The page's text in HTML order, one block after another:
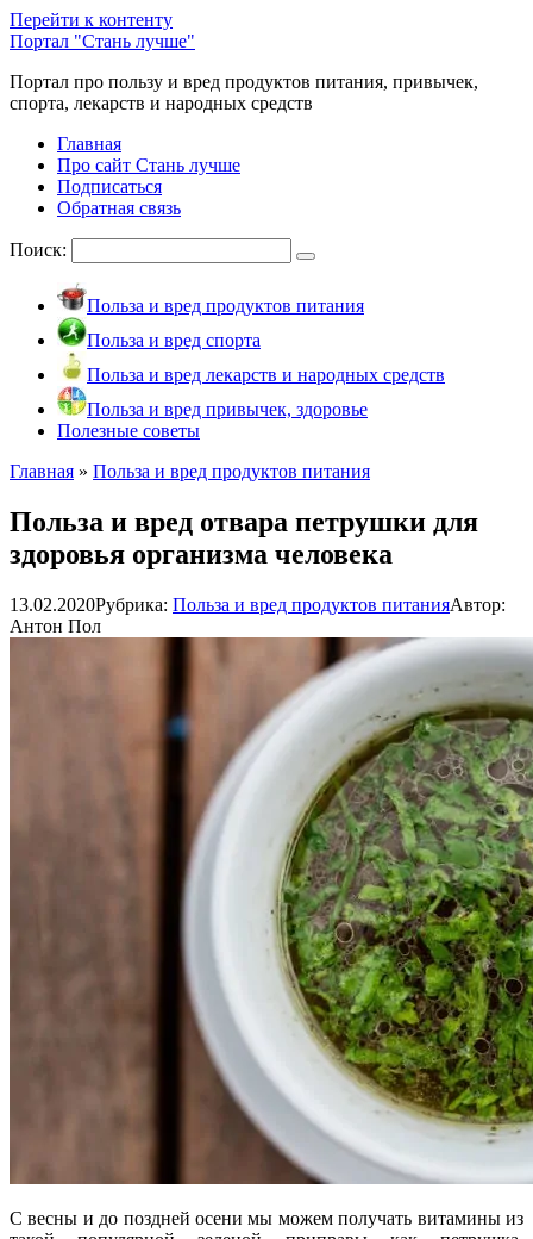
Перейти к контенту
Портал "Стань лучше"
Портал про пользу и вред продуктов питания, привычек,
спорта, лекарств и народных средств
Главная
Про сайт Стань лучше
Подписаться
Обратная связь
Поиск:
Польза и вред продуктов питания
Польза и вред спорта
Польза и вред лекарств и народных средств
Польза и вред привычек, здоровье
Полезные советы
Главная » Польза и вред продуктов питания
Польза и вред отвара петрушки для
здоровья организма человека
13.02.2020Рубрика: Польза и вред продуктов питанияАвтор:
Антон Пол
С весны и до поздней осени мы можем получать витамины из